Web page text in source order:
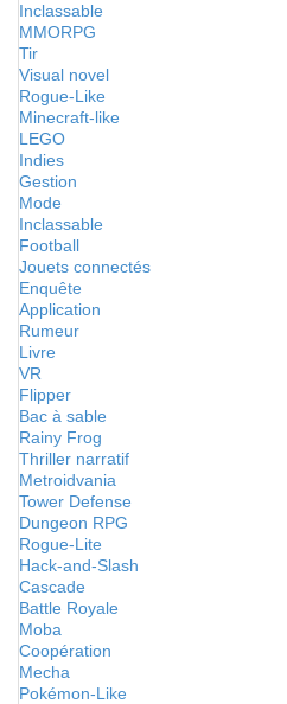
Inclassable
MMORPG
Tir
Visual novel
Rogue-Like
Minecraft-like
LEGO
Indies
Gestion
Mode
Inclassable
Football
Jouets connectés
Enquête
Application
Rumeur
Livre
VR
Flipper
Bac à sable
Rainy Frog
Thriller narratif
Metroidvania
Tower Defense
Dungeon RPG
Rogue-Lite
Hack-and-Slash
Cascade
Battle Royale
Moba
Coopération
Mecha
Pokémon-Like